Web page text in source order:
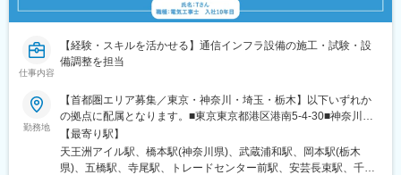
仕事内容
【経験・スキルを活かせる】通信インフラ設備の施工・試験・設
備調整を担当
勤務地
【首都圏エリア募集／東京・神奈川・埼玉・栃木】以下いずれか
の拠点に配属となります。■東京東京都港区港南5-4-30■神奈川神
奈川県相模原市緑区大山町7 3F■埼玉埼玉県さいたま市南区内谷6-
2-8■栃木栃木県宇都宮市平出工業団地3番地10※U・Iターン支援あ
り／30歳まで独身寮（月額1万円）の利用が可能※将来的に、東
【最寄り駅】
天王洲アイル駅、橋本駅(神奈川県)、武蔵浦和駅、岡本駅(栃木
県)、五橋駅、寺尾駅、トレードセンター前駅、安芸長束駅、千代